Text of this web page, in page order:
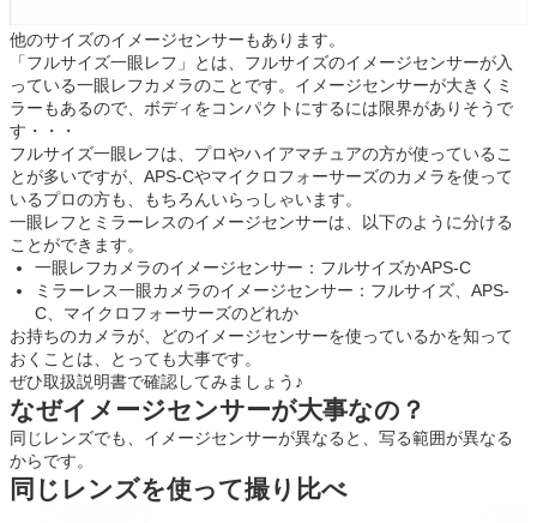
他のサイズのイメージセンサーもあります。
「フルサイズ一眼レフ」とは、フルサイズのイメージセンサーが入
っている一眼レフカメラのことです。イメージセンサーが大きくミ
ラーもあるので、ボディをコンパクトにするには限界がありそうで
す・・・
フルサイズ一眼レフは、プロやハイアマチュアの方が使っているこ
とが多いですが、APS-Cやマイクロフォーサーズのカメラを使って
いるプロの方も、もちろんいらっしゃいます。
一眼レフとミラーレスのイメージセンサーは、以下のように分ける
ことができます。
一眼レフカメラのイメージセンサー：フルサイズかAPS-C
ミラーレス一眼カメラのイメージセンサー：フルサイズ、APS-
C、マイクロフォーサーズのどれか
お持ちのカメラが、どのイメージセンサーを使っているかを知って
おくことは、とっても大事です。
ぜひ取扱説明書で確認してみましょう♪
なぜイメージセンサーが大事なの？
同じレンズでも、イメージセンサーが異なると、写る範囲が異なる
からです。
同じレンズを使って撮り比べ